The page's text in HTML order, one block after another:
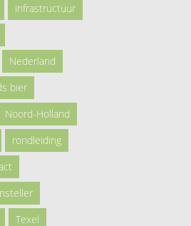
infrastructuur
Nederland
bier
Noord-Holland
rondleiding
Texel